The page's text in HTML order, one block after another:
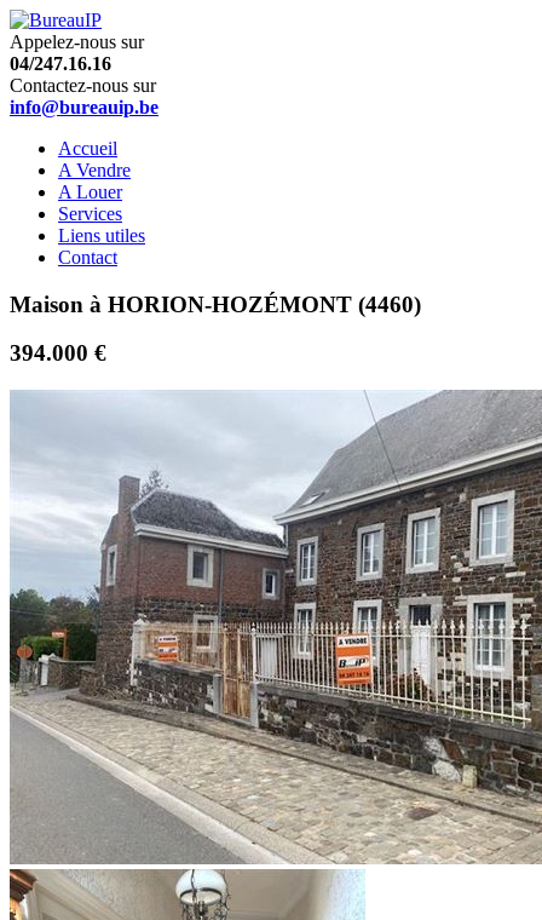
Appelez-nous sur
04/247.16.16
Contactez-nous sur
info@bureauip.be
Accueil
A Vendre
A Louer
Services
Liens utiles
Contact
Maison à HORION-HOZÉMONT (4460)
394.000 €